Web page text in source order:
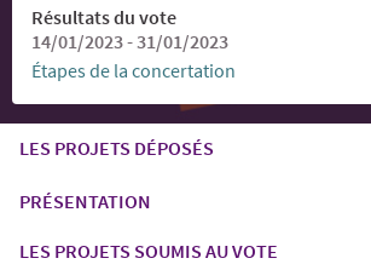
Résultats du vote
14/01/2023 - 31/01/2023
Étapes de la concertation
LES PROJETS DÉPOSÉS
PRÉSENTATION
LES PROJETS SOUMIS AU VOTE